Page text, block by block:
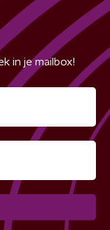
in je mailbox!